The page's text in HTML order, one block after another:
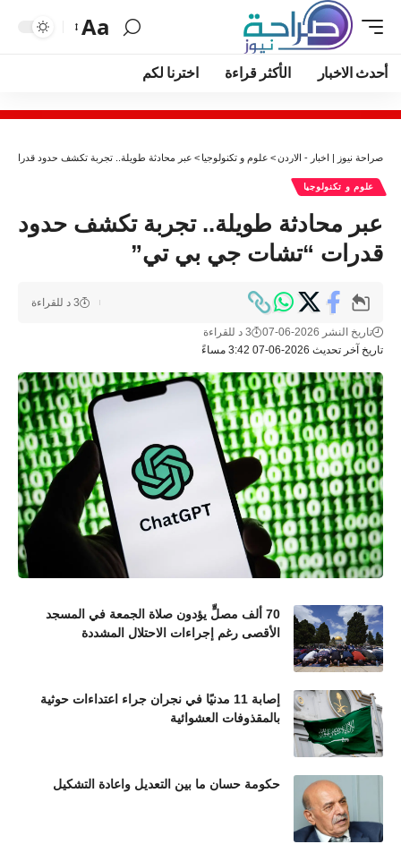
Aa
أحدث الاخبار الأكثر قراءة اخترنا لكم
صراحة نيوز | اخبار - الاردن> علوم و تكنولوجيا > عبر محادثة طويلة.. تجربة تكشف حدود قدرات
علوم و تكنولوجيا
عبر محادثة طويلة.. تجربة تكشف حدود
قدرات “تشات جي بي تي”
تاريخ آخر تحديث 2026-06-07 3:42 مساءً
تاريخ النشر 2026-06-07 3 د للقراءة
3 د للقراءة
70 ألف مصلٍّ يؤدون صلاة الجمعة في المسجد
الأقصى رغم إجراءات الاحتلال المشددة
إصابة 11 مدنيًا في نجران جراء اعتداءات حوثية
بالمقذوفات العشوائية
حكومة حسان ما بين التعديل واعادة التشكيل